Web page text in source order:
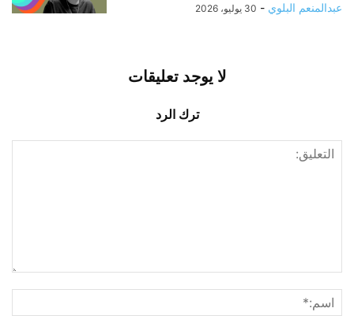
عبدالمنعم البلوي - 30 يوليو، 2026
لا يوجد تعليقات
ترك الرد